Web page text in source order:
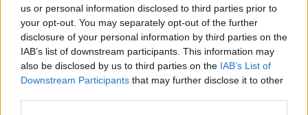
us or personal information disclosed to third parties prior to
your opt-out. You may separately opt-out of the further
disclosure of your personal information by third parties on the
IAB’s list of downstream participants. This information may
also be disclosed by us to third parties on the IAB’s List of
Downstream Participants that may further disclose it to other
Η Αποκατάσταση Α.Ε. αναζητά για εργασία Νοσηλευτές και Βοηθούς Νοσηλευτές